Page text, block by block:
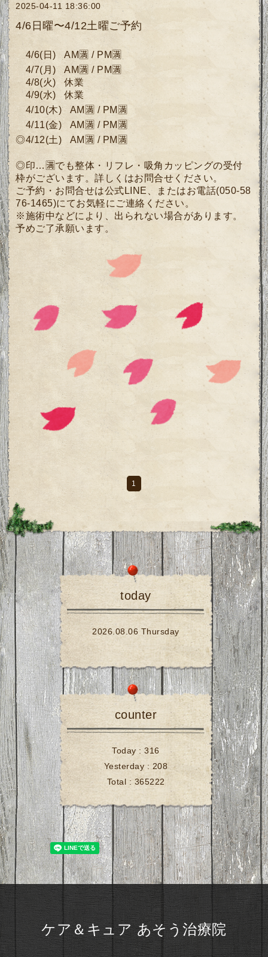
2025-04-11 18:36:00
4/6日曜〜4/12土曜ご予約
4/6(日)AM🈵 / PM🈵
4/7(月)AM🈵 / PM🈵
4/8(火) 休業
4/9(水) 休業
4/10(木) AM🈵 / PM🈵
4/11(金) AM🈵 / PM🈵
◎4/12(土) AM🈵 / PM🈵
◎印…🈵でも整体・リフレ・吸角カッピングの受付
枠がございます。詳しくはお問合せください。
ご予約・お問合せは公式LINE、またはお電話(050-58
76-1465)にてお気軽にご連絡ください。
※施術中などにより、出られない場合があります。
予めご了承願います。
1
today
2026.08.06 Thursday
counter
Today :316
Yesterday : 208
Total : 365222
ケア＆キュア あそう治療院